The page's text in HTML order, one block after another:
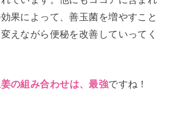
果によって、善玉菌を増やすこと
えながら便秘を改善していってく
の組み合わせは、最強ですね！